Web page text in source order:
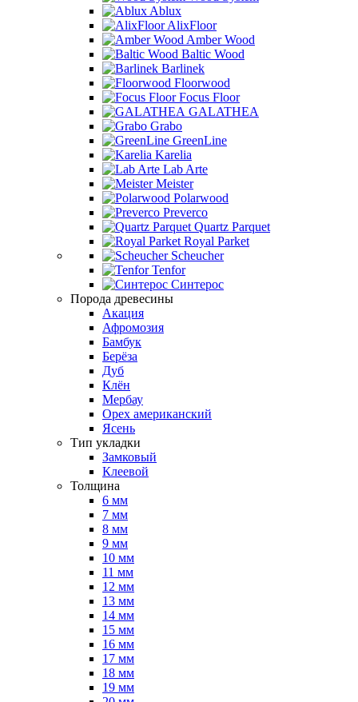
Ablux
AlixFloor
Amber Wood
Baltic Wood
Barlinek
Floorwood
Focus Floor
GALATHEA
Grabo
GreenLine
Karelia
Lab Arte
Meister
Polarwood
Preverco
Quartz Parquet
Royal Parket
Scheucher
Tenfor
Синтерос
Порода древесины
Акация
Афромозия
Бамбук
Берёза
Дуб
Клён
Мербау
Орех американский
Ясень
Тип укладки
Замковый
Клеевой
Толщина
6 мм
7 мм
8 мм
9 мм
10 мм
11 мм
12 мм
13 мм
14 мм
15 мм
16 мм
17 мм
18 мм
19 мм